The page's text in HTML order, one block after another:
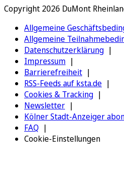
Copyright 2026 DuMont
Allgemeine
Allgemeine
Datenschutzerklärung
Impressum
Barrierefreiheit
RSS-Feeds auf ksta.de
Cookies & Tracking
Newsletter
Kölner Stadt-Anzeiger
FAQ
Cookie-Einstellungen